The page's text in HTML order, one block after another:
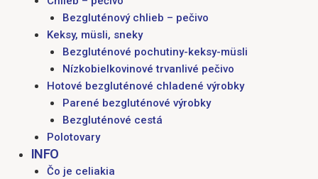
Bezgluténový chlieb – pečivo
Keksy, müsli, sneky
Bezgluténové pochutiny-keksy-müsli
Nízkobielkovinové trvanlivé pečivo
Hotové bezgluténové chladené výrobky
Parené bezgluténové výrobky
Bezgluténové cestá
Polotovary
INFO
Čo je celiakia